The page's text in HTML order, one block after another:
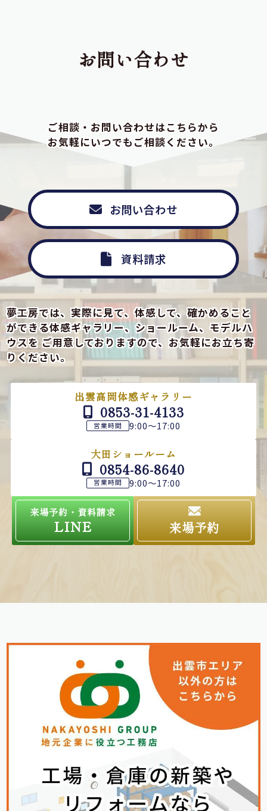
お問い合わせ
ご相談・お問い合わせはこちらから
お気軽にいつでもご相談ください。
お問い合わせ
資料請求
夢工房では、実際に見て、体感して、確かめること
ができる体感ギャラリー、ショールーム、モデルハ
ウスをご用意しておりますので、お気軽にお立ち寄
りください。
出雲高岡体感ギャラリー
0853-31-4133
営業時間 9:00～17:00
大田ショールーム
0854-86-8640
営業時間 9:00～17:00
来場予約・資料請求
LINE 来場予約